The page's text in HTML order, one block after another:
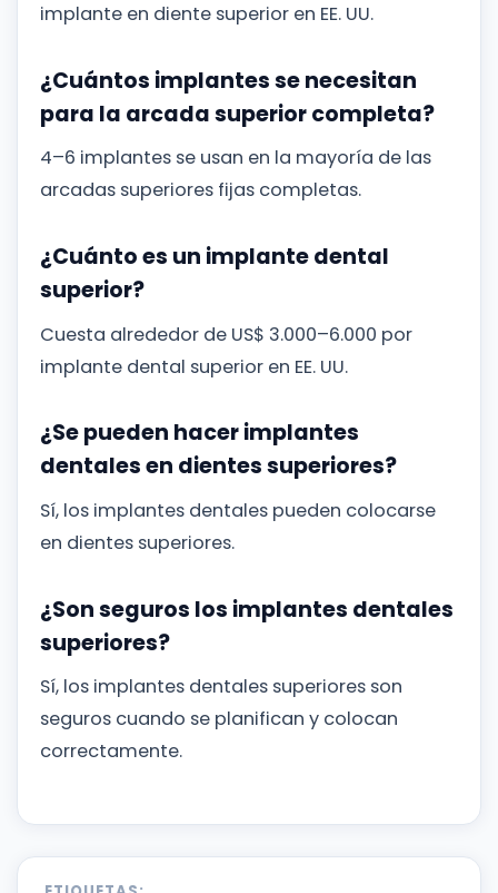
implante en diente superior en EE. UU.
¿Cuántos implantes se necesitan
para la arcada superior completa?
4–6 implantes se usan en la mayoría de las
arcadas superiores fijas completas.
¿Cuánto es un implante dental
superior?
Cuesta alrededor de US$ 3.000–6.000 por
implante dental superior en EE. UU.
¿Se pueden hacer implantes
dentales en dientes superiores?
Sí, los implantes dentales pueden colocarse
en dientes superiores.
¿Son seguros los implantes dentales
superiores?
Sí, los implantes dentales superiores son
seguros cuando se planifican y colocan
correctamente.